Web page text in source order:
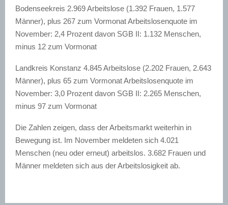
Bodenseekreis 2.969 Arbeitslose (1.392 Frauen, 1.577
Männer), plus 267 zum Vormonat Arbeitslosenquote im
November: 2,4 Prozent davon SGB II: 1.132 Menschen,
minus 12 zum Vormonat
Landkreis Konstanz 4.845 Arbeitslose (2.202 Frauen, 2.643
Männer), plus 65 zum Vormonat Arbeitslosenquote im
November: 3,0 Prozent davon SGB II: 2.265 Menschen,
minus 97 zum Vormonat
Die Zahlen zeigen, dass der Arbeitsmarkt weiterhin in
Bewegung ist. Im November meldeten sich 4.021
Menschen (neu oder erneut) arbeitslos. 3.682 Frauen und
Männer meldeten sich aus der Arbeitslosigkeit ab.